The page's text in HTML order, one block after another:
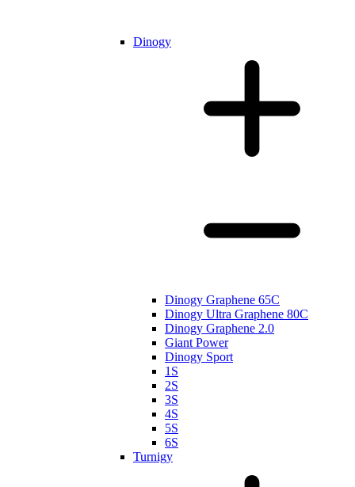
Dinogy
Dinogy Graphene 65C
Dinogy Ultra Graphene 80C
Dinogy Graphene 2.0
Giant Power
Dinogy Sport
1S
2S
3S
4S
5S
6S
Turnigy